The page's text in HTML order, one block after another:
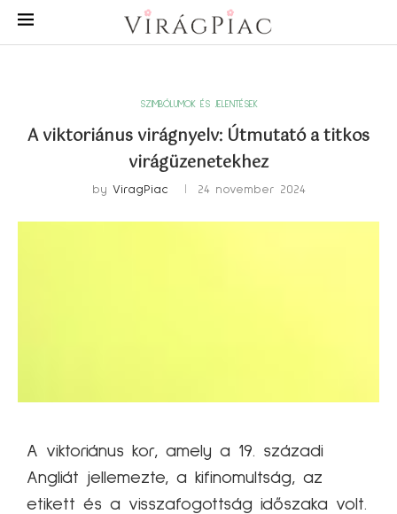
SZIMBÓLUMOK ÉS JELENTÉSEK
A viktoriánus virágnyelv: Útmutató a titkos
virágüzenetekhez
by ViragPiac 24 november 2024
A viktoriánus kor, amely a 19. századi
Angliát jellemezte, a kifinomultság, az
etikett és a visszafogottság időszaka volt.